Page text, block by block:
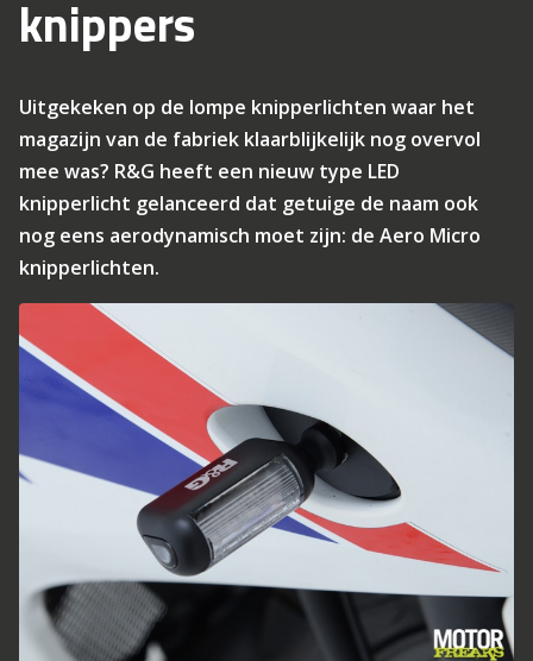
knippers
Uitgekeken op de lompe knipperlichten waar het
magazijn van de fabriek klaarblijkelijk nog overvol
mee was? R&G heeft een nieuw type LED
knipperlicht gelanceerd dat getuige de naam ook
nog eens aerodynamisch moet zijn: de Aero Micro
knipperlichten.